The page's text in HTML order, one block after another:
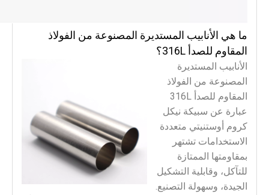
ما هي الأنابيب المستديرة المصنوعة من الفولاذ
المقاوم للصدأ 316L؟
الأنابيب المستديرة
المصنوعة من الفولاذ
المقاوم للصدأ 316L
عبارة عن سبيكة نيكل
كروم أوستنيتي متعددة
الاستخدامات تشتهر
بمقاومتها الممتازة
للتآكل، وقابلية التشكيل
الجيدة، وسهولة التصنيع.